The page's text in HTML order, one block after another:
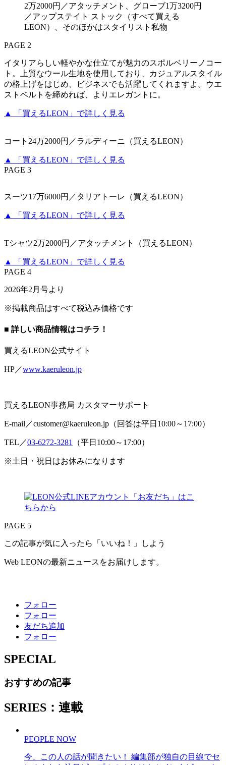
2万2000円／アタッチメント、グローブ1万3200円
／アップステイト ストック（すべて買える
LEON）、そのほかはスタイリスト私物
PAGE 2
イタリアらしい軽やかな仕立てが魅力のスポルベリーノコー
ト。上質なウール生地を使用しており、カジュアルスタイル
の格上げをはじめ、ビジネスでも活躍してくれますよ。ウエ
ストベルトを締めれば、よりエレガントに。
▲ 「買えるLEON」で詳しく見る
コート24万2000円／ラルディーニ（買えるLEON）
▲ 「買えるLEON」で詳しく見る
PAGE 3
スーツ17万6000円／タリアトーレ（買えるLEON）
▲ 「買えるLEON」で詳しく見る
Tシャツ2万2000円／アタッチメント（買えるLEON）
▲ 「買えるLEON」で詳しく見る
PAGE 4
2026年2月号より
※掲載商品はすべて税込み価格です
■ 詳しい商品情報はコチラ！
買えるLEON公式サイト
HP／www.kaeruleon.jp
買えるLEON事務局 カスタマーサポート
E-mail／customer@kaeruleon.jp（回答は平日10:00～17:00）
TEL／03-6272-3281 （平日10:00～17:00）
※土日・祝日はお休みになります
PAGE 5
この記事が気に入ったら「いいね！」しよう
Web LEONの最新ニュースをお届けします。
フォロー
フォロー
友だち追加
フォロー
SPECIAL
おすすめの記事
SERIES：連載
PEOPLE NOW
今、この人の話が聞きたい！ 編集部が独自の目線でセ